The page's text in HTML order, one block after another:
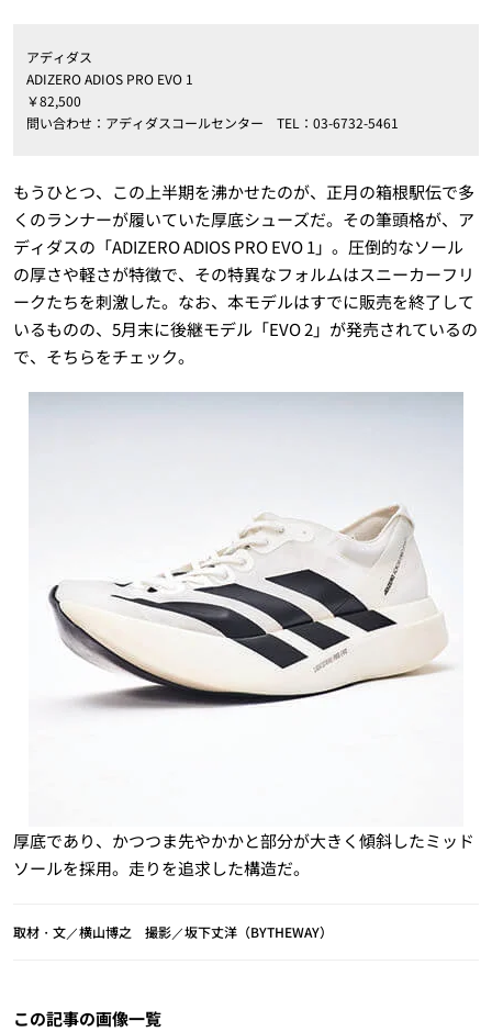
アディダス
ADIZERO ADIOS PRO EVO 1
￥82,500
問い合わせ：アディダスコールセンター TEL：03-6732-5461
もうひとつ、この上半期を沸かせたのが、正月の箱根駅伝で多
くのランナーが履いていた厚底シューズだ。その筆頭格が、ア
ディダスの「ADIZERO ADIOS PRO EVO 1」。圧倒的なソール
の厚さや軽さが特徴で、その特異なフォルムはスニーカーフリ
ークたちを刺激した。なお、本モデルはすでに販売を終了して
いるものの、5月末に後継モデル「EVO 2」が発売されているの
で、そちらをチェック。
厚底であり、かつつま先やかかと部分が大きく傾斜したミッド
ソールを採用。走りを追求した構造だ。
取材・文／横山博之 撮影／坂下丈洋（BYTHEWAY）
この記事の画像一覧